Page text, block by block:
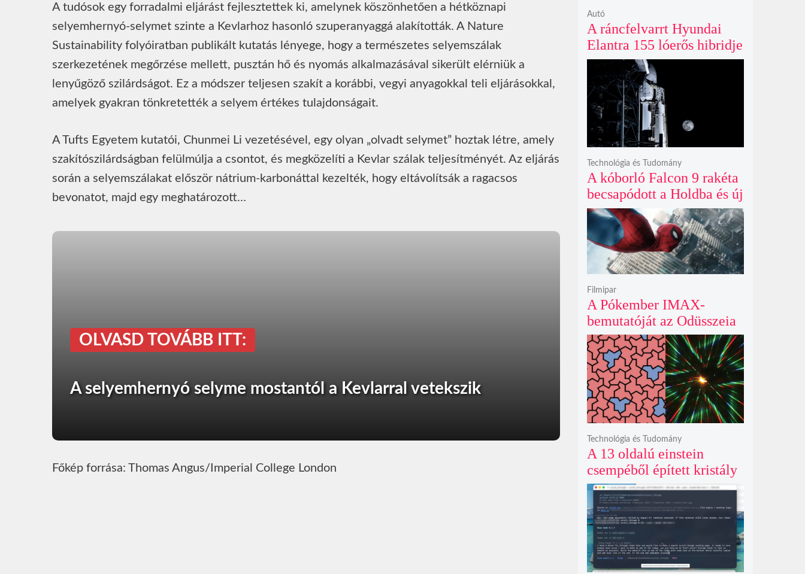
A tudósok egy forradalmi eljárást fejlesztettek ki, amelynek köszönhetően a hétköznapi
selyemhernyó-selymet szinte a Kevlarhoz hasonló szuperanyaggá alakították. A Nature
Sustainability folyóiratban publikált kutatás lényege, hogy a természetes selyemszálak
szerkezetének megőrzése mellett, pusztán hő és nyomás alkalmazásával sikerült elérniük a
lenyűgöző szilárdságot. Ez a módszer teljesen szakít a korábbi, vegyi anyagokkal teli eljárásokkal,
amelyek gyakran tönkretették a selyem értékes tulajdonságait.
A Tufts Egyetem kutatói, Chunmei Li vezetésével, egy olyan „olvadt selymet” hoztak létre, amely
szakítószilárdságban felülmúlja a csontot, és megközelíti a Kevlar szálak teljesítményét. Az eljárás
során a selyemszálakat először nátrium-karbonáttal kezelték, hogy eltávolítsák a ragacsos
bevonatot, majd egy meghatározott…
OLVASD TOVÁBB ITT:
A selyemhernyó selyme mostantól a Kevlarral vetekszik
Főkép forrása: Thomas Angus/Imperial College London
A ráncfelvarrt Hyundai
Elantra 155 lóerős hibridje
és prémium utastere
komoly belsőtéri ugrást
hoz
Autó
A kóborló Falcon 9 rakéta
becsapódott a Holdba és új
krátert hagyott maga után
Technológia és Tudomány
A Pókember IMAX-
bemutatóját az Odüsszeia
exkluzív vetítési
időszakának lejárta hozza
el
Filmipar
A 13 oldalú einstein
csempéből épített kristály
példátlanul forgó
csillagmintát vetít a fény
polarizációjától függően
Technológia és Tudomány